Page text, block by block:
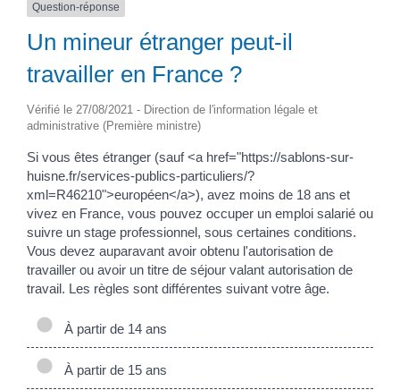
Question-réponse
Un mineur étranger peut-il
travailler en France ?
Vérifié le 27/08/2021 - Direction de l'information légale et
administrative (Première ministre)
Si vous êtes étranger (sauf <a href="https://sablons-sur-
huisne.fr/services-publics-particuliers/?
xml=R46210">européen</a>), avez moins de 18 ans et
vivez en France, vous pouvez occuper un emploi salarié ou
suivre un stage professionnel, sous certaines conditions.
Vous devez auparavant avoir obtenu l'autorisation de
travailler ou avoir un titre de séjour valant autorisation de
travail. Les règles sont différentes suivant votre âge.
À partir de 14 ans
À partir de 15 ans